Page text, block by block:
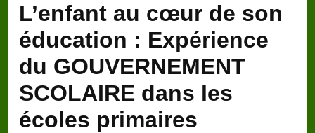
L’enfant au cœur de son
éducation : Expérience
du GOUVERNEMENT
SCOLAIRE dans les
écoles primaires